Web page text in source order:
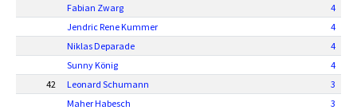
Fabian Zwarg
4
Jendric Rene Kummer
4
Niklas Deparade
4
Sunny König
4
42
Leonard Schumann
3
Maher Habesch
3